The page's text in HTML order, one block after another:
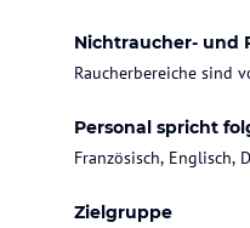
Nichtraucher- und
Raucherbereiche sind
Personal spricht
Französisch, Englisch,
Zielgruppe